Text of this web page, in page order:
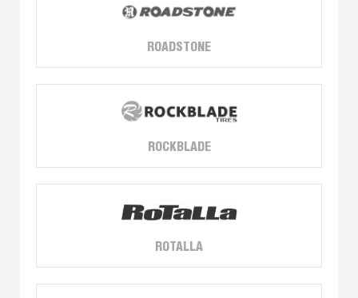
ROADSTONE
ROCKBLADE
ROTALLA